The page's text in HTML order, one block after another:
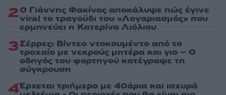
2Ο Γιάννης Φακίνος αποκάλυψε πώς έγινε
viral το τραγούδι του «Λογαριασμός» που
ερμηνεύει η Κατερίνα Λιόλιου
3Σέρρες: Βίντεο ντοκουμέντο από το
τροχαίο με νεκρούς μητέρα και γιο – Ο
οδηγός του φορτηγού κατέγραψε τη
σύγκρουση
4Έρχεται τριήμερο με 40άρια και ισχυρά